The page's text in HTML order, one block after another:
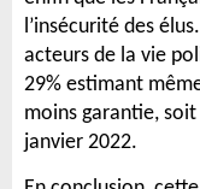
l’insécurité des
acteurs de la vie
29% estimant
moins garantie, soit
janvier 2022.